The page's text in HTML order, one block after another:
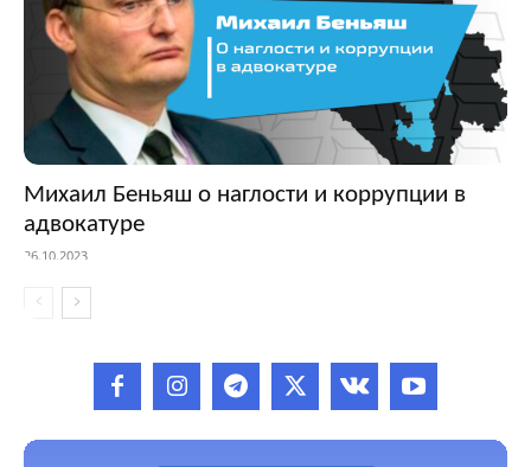
Михаил Беньяш о наглости и коррупции в
адвокатуре
26.10.2023